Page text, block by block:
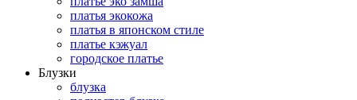
платья экокожа
платья в японском стиле
платье кэжуал
городское платье
Блузки
блузка